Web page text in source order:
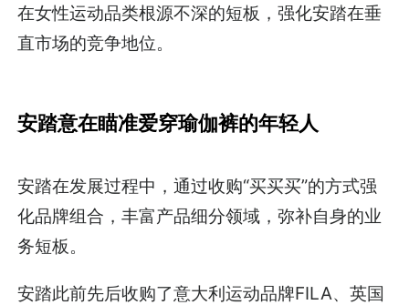
在女性运动品类根源不深的短板，强化安踏在垂
直市场的竞争地位。
安踏意在瞄准爱穿瑜伽裤的年轻人
安踏在发展过程中，通过收购“买买买”的方式强
化品牌组合，丰富产品细分领域，弥补自身的业
务短板。
安踏此前先后收购了意大利运动品牌FILA、英国